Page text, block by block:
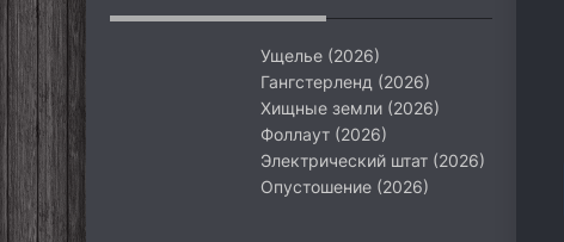
Ущелье (2026)
Гангстерленд (2026)
Хищные земли (2026)
Фоллаут (2026)
Электрический штат (2026)
Опустошение (2026)